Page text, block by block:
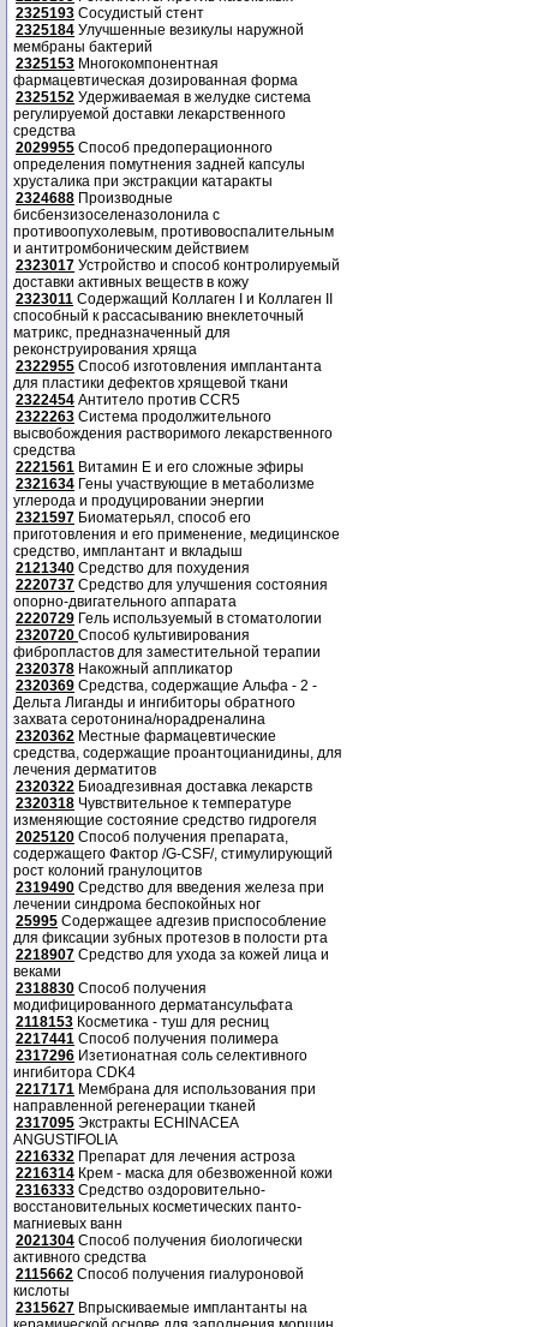
2325193 Сосудистый стент
2325184 Улучшенные везикулы наружной
мембраны бактерий
2325153 Многокомпонентная
фармацевтическая дозированная форма
2325152 Удерживаемая в желудке система
регулируемой доставки лекарственного
средства
2029955 Способ предоперационного
определения помутнения задней капсулы
хрусталика при экстракции катаракты
2324688 Производные
бисбензизоселеназолонила с
противоопухолевым, противовоспалительным
и антитромбоническим действием
2323017 Устройство и способ контролируемый
доставки активных веществ в кожу
2323011 Содержащий Коллаген I и Коллаген II
способный к рассасыванию внеклеточный
матрикс, предназначенный для
реконструирования хряща
2322955 Способ изготовления имплантанта
для пластики дефектов хрящевой ткани
2322454 Антитело против CCR5
2322263 Система продолжительного
высвобождения растворимого лекарственного
средства
2221561 Витамин Е и его сложные эфиры
2321634 Гены участвующие в метаболизме
углерода и продуцировании энергии
2321597 Биоматерьял, способ его
приготовления и его применение, медицинское
средство, имплантант и вкладыш
2121340 Средство для похудения
2220737 Средство для улучшения состояния
опорно-двигательного аппарата
2220729 Гель используемый в стоматологии
2320720 Способ культивирования
фибропластов для заместительной терапии
2320378 Накожный аппликатор
2320369 Средства, содержащие Альфа - 2 -
Дельта Лиганды и ингибиторы обратного
захвата серотонина/норадреналина
2320362 Местные фармацевтические
средства, содержащие проантоцианидины, для
лечения дерматитов
2320322 Биоадгезивная доставка лекарств
2320318 Чувствительное к температуре
изменяющие состояние средство гидрогеля
2025120 Способ получения препарата,
содержащего Фактор /G-CSF/, стимулирующий
рост колоний гранулоцитов
2319490 Средство для введения железа при
лечении синдрома беспокойных ног
25995 Содержащее адгезив приспособление
для фиксации зубных протезов в полости рта
2218907 Средство для ухода за кожей лица и
веками
2318830 Способ получения
модифицированного дерматансульфата
2118153 Косметика - туш для ресниц
2217441 Способ получения полимера
2317296 Изетионатная соль селективного
ингибитора CDK4
2217171 Мембрана для использования при
направленной регенерации тканей
2317095 Экстракты ECHINACEA
ANGUSTIFOLIA
2216332 Препарат для лечения астроза
2216314 Крем - маска для обезвоженной кожи
2316333 Средство оздоровительно-
восстановительных косметических панто-
магниевых ванн
2021304 Способ получения биологически
активного средства
2115662 Способ получения гиалуроновой
кислоты
2315627 Впрыскиваемые имплантанты на